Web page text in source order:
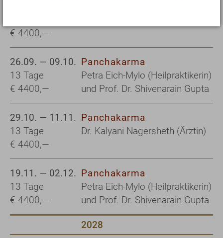
€ 4400,—
26.09. — 09.10.
13 Tage
€ 4400,—
Panchakarma
Petra Eich-Mylo (Heilpraktikerin)
und Prof. Dr. Shivenarain Gupta
29.10. — 11.11.
13 Tage
€ 4400,—
Panchakarma
Dr. Kalyani Nagersheth (Ärztin)
19.11. — 02.12.
13 Tage
€ 4400,—
Panchakarma
Petra Eich-Mylo (Heilpraktikerin)
und Prof. Dr. Shivenarain Gupta
2028